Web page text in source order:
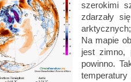
szerokimi
zdarzały
Na mapie
jest zimno,
powinno.